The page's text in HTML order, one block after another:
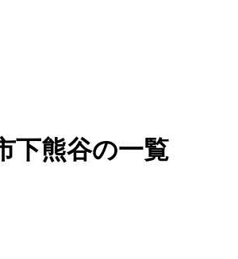
下熊谷の一覧